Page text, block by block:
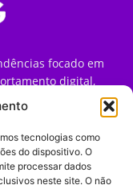
tecnologias como
do dispositivo. O
processar dados
neste site. O não
focado em
digital,
que impactam a
internet no Brasil.